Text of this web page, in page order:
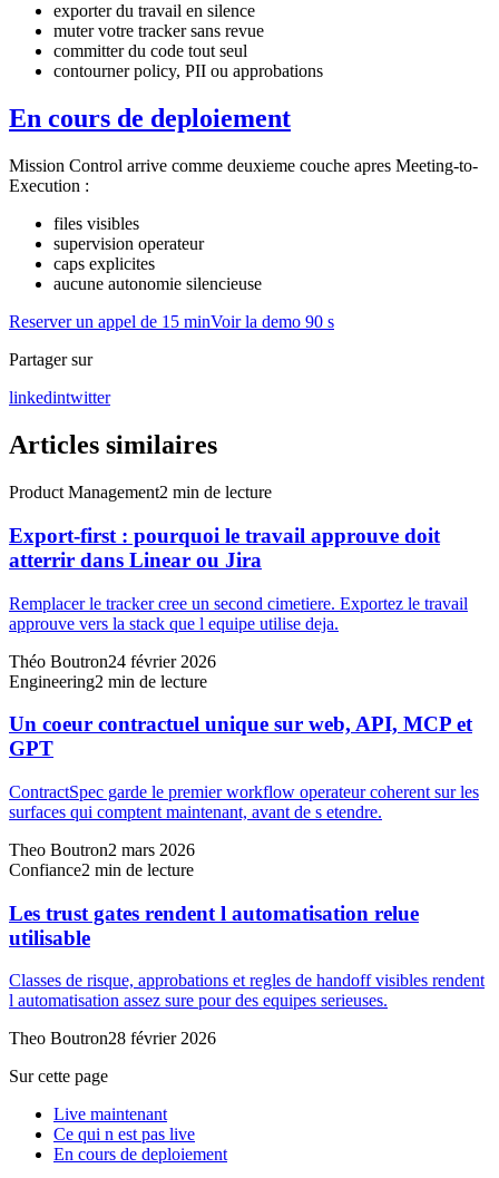
exporter du travail en silence
muter votre tracker sans revue
committer du code tout seul
contourner policy, PII ou approbations
En cours de deploiement
Mission Control arrive comme deuxieme couche apres Meeting-to-
Execution :
files visibles
supervision operateur
caps explicites
aucune autonomie silencieuse
Reserver un appel de 15 minVoir la demo 90 s
Partager sur
linkedintwitter
Articles similaires
Product Management2 min de lecture
Export-first : pourquoi le travail approuve doit
atterrir dans Linear ou Jira
Remplacer le tracker cree un second cimetiere. Exportez le travail
approuve vers la stack que l equipe utilise deja.
Théo Boutron24 février 2026
Engineering2 min de lecture
Un coeur contractuel unique sur web, API, MCP et
GPT
ContractSpec garde le premier workflow operateur coherent sur les
surfaces qui comptent maintenant, avant de s etendre.
Theo Boutron2 mars 2026
Confiance2 min de lecture
Les trust gates rendent l automatisation relue
utilisable
Classes de risque, approbations et regles de handoff visibles rendent
l automatisation assez sure pour des equipes serieuses.
Theo Boutron28 février 2026
Sur cette page
Live maintenant
Ce qui n est pas live
En cours de deploiement